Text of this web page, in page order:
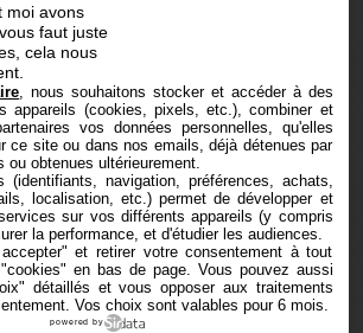
moi avons
faut juste
cela nous
, nous souhaitons stocker et accéder à des
appareils (cookies, pixels, etc.), combiner et
vos données personnelles, qu'elles
ce site ou dans nos emails, déjà détenues par
ou obtenues ultérieurement.
(identifiants, navigation, préférences, achats,
localisation, etc.) permet de développer et
sur vos différents appareils (y compris
la performance, et d'étudier les audiences.
et retirer votre consentement à tout
en bas de page. Vous pouvez aussi
détaillés et vous opposer aux traitements
Vos choix sont valables pour 6 mois.
powered by